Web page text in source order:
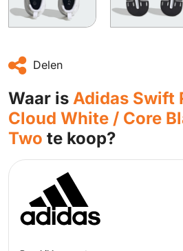
Delen
Waar is Adidas Swift
Cloud White / Core
Two te koop?